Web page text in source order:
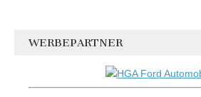
WERBEPARTNER